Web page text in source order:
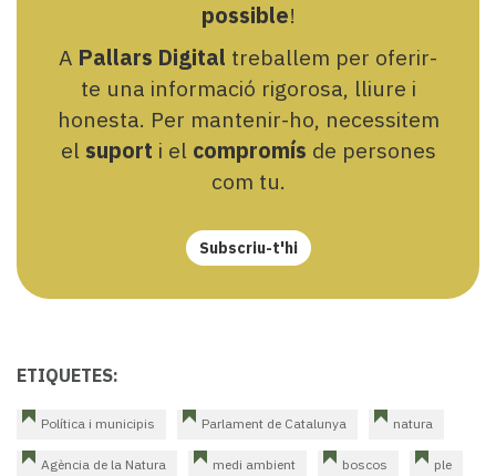
possible!
A Pallars Digital treballem per oferir-
te una informació rigorosa, lliure i
honesta. Per mantenir-ho, necessitem
el suport i el compromís de persones
com tu.
Subscriu-t'hi
ETIQUETES:
Política i municipis Parlament de Catalunya natura
Agència de la Natura medi ambient boscos ple